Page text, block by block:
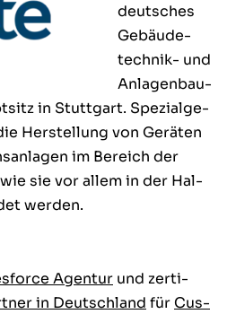
deutsches
Gebäude­
tech­nik- und
Anla­gen­bau­
in Stuttgart. Spezial­ge­
Her­stel­lung von Geräten
im Bere­ich der
sie vor allem in der Hal­
werden.
Agen­tur und zer­ti­
in Deutsch­land für Cus­